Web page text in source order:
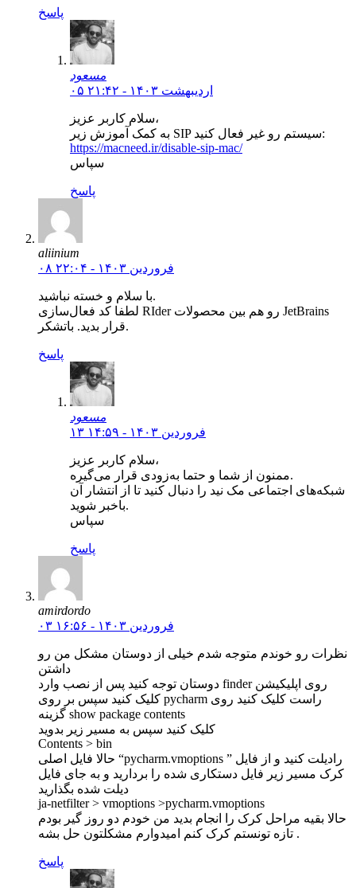
پاسخ
مسعود
۰۵ اردیبهشت ۱۴۰۳ - ۲۱:۴۲
سلام کاربر عزیز،
به کمک آموزش زیر SIP سیستم رو غیر فعال کنید:
https://macneed.ir/disable-sip-mac/
سپاس
پاسخ
aliinium
۰۸ فروردین ۱۴۰۳ - ۲۲:۰۴
با سلام و خسته نباشید.
لطفا کد فعال‌سازی RIder رو هم بین محصولات JetBrains
قرار بدید. باتشکر.
پاسخ
مسعود
۱۳ فروردین ۱۴۰۳ - ۱۴:۵۹
سلام کاربر عزیز،
ممنون از شما و حتما به‌زودی قرار می‌گیره.
شبکه‌های اجتماعی مک نید را دنبال کنید تا از انتشار آن
باخبر شوید.
سپاس
پاسخ
amirdordo
۰۳ فروردین ۱۴۰۳ - ۱۶:۵۶
نظرات رو خوندم متوجه شدم خیلی از دوستان مشکل من رو
داشتن
دوستان توجه کنید پس از نصب وارد finder روی اپلیکیشن
کلیک کنید سپس بر روی pycharm راست کلیک کنید روی
گزینه show package contents
کلیک کنید سپس به مسیر زیر بدوید
Contents > bin
حالا فایل اصلی “pycharm.vmoptions ” رادیلت کنید و از فایل
کرک مسیر زیر فایل دستکاری شده را بردارید و به جای فایل
دیلت شده بگذارید
ja-netfilter > vmoptions >pycharm.vmoptions
حالا بقیه مراحل کرک را انجام بدید من خودم دو روز گیر بودم
تازه تونستم کرک کنم امیدوارم مشکلتون حل بشه .
پاسخ